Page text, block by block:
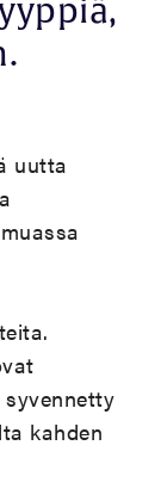
uutta
kahden